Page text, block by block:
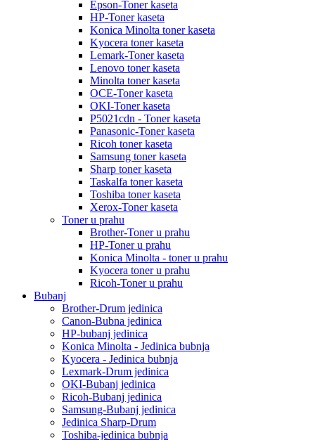
Epson-Toner kaseta
HP-Toner kaseta
Konica Minolta toner kaseta
Kyocera toner kaseta
Lemark-Toner kaseta
Lenovo toner kaseta
Minolta toner kaseta
OCE-Toner kaseta
OKI-Toner kaseta
P5021cdn - Toner kaseta
Panasonic-Toner kaseta
Ricoh toner kaseta
Samsung toner kaseta
Sharp toner kaseta
Taskalfa toner kaseta
Toshiba toner kaseta
Xerox-Toner kaseta
Toner u prahu
Brother-Toner u prahu
HP-Toner u prahu
Konica Minolta - toner u prahu
Kyocera toner u prahu
Ricoh-Toner u prahu
Bubanj
Brother-Drum jedinica
Canon-Bubna jedinica
HP-bubanj jedinica
Konica Minolta - Jedinica bubnja
Kyocera - Jedinica bubnja
Lexmark-Drum jedinica
OKI-Bubanj jedinica
Ricoh-Bubanj jedinica
Samsung-Bubanj jedinica
Jedinica Sharp-Drum
Toshiba-jedinica bubnja